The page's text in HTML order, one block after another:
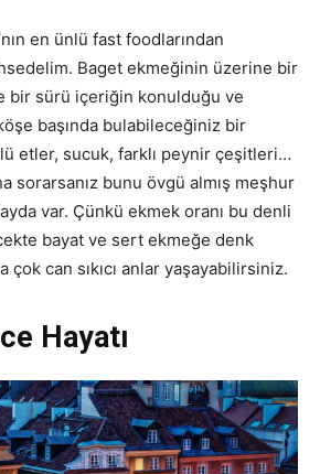
en ünlü fast foodlarından
Baget ekmeğinin üzerine bir
bir sürü içeriğin konulduğu ve
başında bulabileceğiniz bir
etler, sucuk, farklı peynir çeşitleri…
sorarsanız bunu övgü almış meşhur
var. Çünkü ekmek oranı bu denli
bayat ve sert ekmeğe denk
çok can sıkıcı anlar yaşayabilirsiniz.
Hayatı